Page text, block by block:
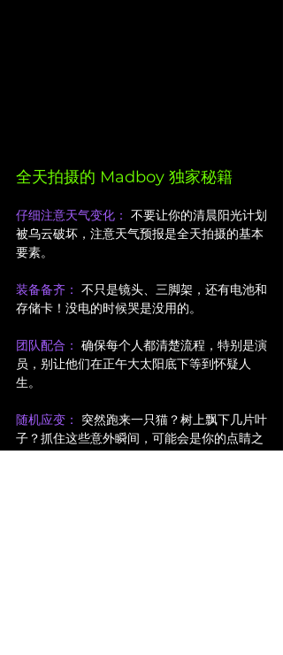
全天拍摄的 Madboy 独家秘籍
仔细注意天气变化： 不要让你的清晨阳光计划
被乌云破坏，注意天气预报是全天拍摄的基本
要素。
装备备齐： 不只是镜头、三脚架，还有电池和
存储卡！没电的时候哭是没用的。
团队配合： 确保每个人都清楚流程，特别是演
员，别让他们在正午大太阳底下等到怀疑人
生。
随机应变：
突然跑来一只猫？树上飘下几片叶
子？抓住这些意外瞬间，可能会是你的点睛之